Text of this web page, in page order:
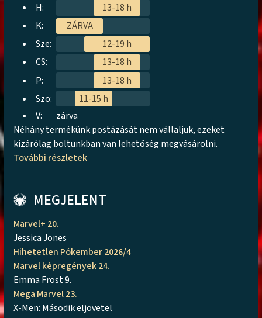
H:
13-18 h
K:
ZÁRVA
Sze:
12-19 h
CS:
13-18 h
P:
13-18 h
Szo:
11-15 h
V:
zárva
Néhány termékünk postázását nem vállaljuk, ezeket
kizárólag boltunkban van lehetőség megvásárolni.
További részletek
MEGJELENT
Marvel+ 20.
Jessica Jones
Hihetetlen Pókember 2026/4
Marvel képregények 24.
Emma Frost 9.
Mega Marvel 23.
X-Men: Második eljövetel